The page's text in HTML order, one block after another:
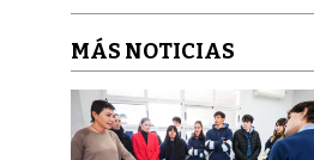
MÁS NOTICIAS